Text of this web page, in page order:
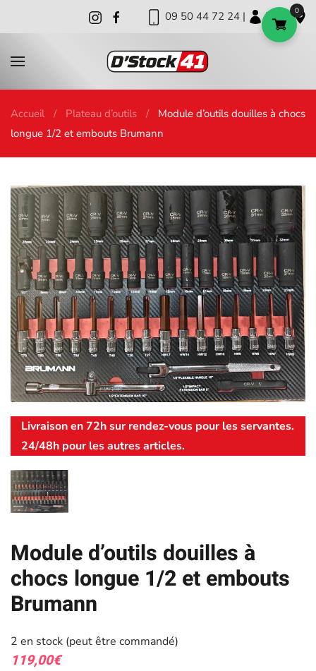
09 50 44 72 24 | | |
Accueil Plateau d’outils
Module d’outils douilles à chocs
longue 1/2 et embouts Brumann
Livraison en 72h sur rendez-vous pour les servantes.
24/48h pour les autres articles.
Module d’outils douilles à
chocs longue 1/2 et embouts
Brumann
2 en stock (peut être commandé)
119,00€
0